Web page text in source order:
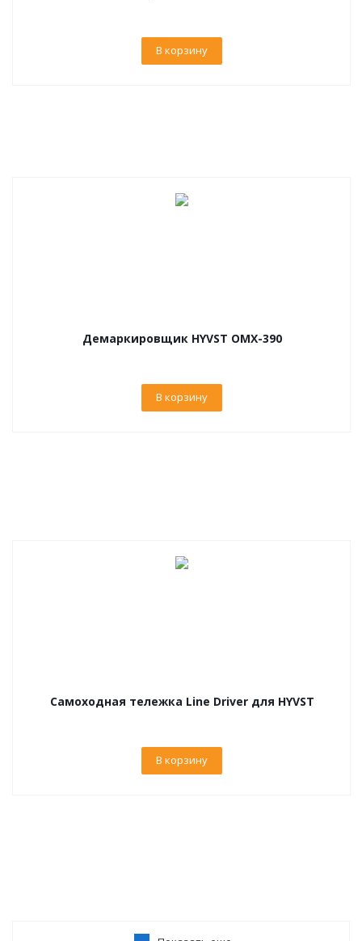
В корзину
Демаркировщик HYVST OMX-390
В корзину
Самоходная тележка Line Driver для HYVST
В корзину